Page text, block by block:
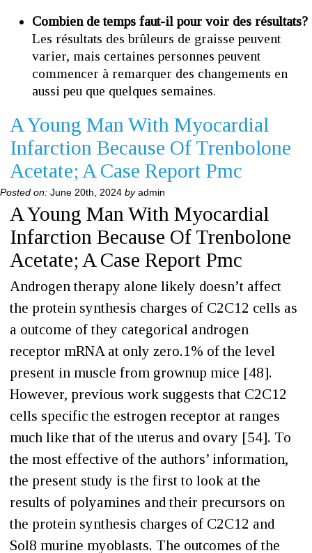
Combien de temps faut-il pour voir des résultats?
Les résultats des brûleurs de graisse peuvent
varier, mais certaines personnes peuvent
commencer à remarquer des changements en
aussi peu que quelques semaines.
A Young Man With Myocardial
Infarction Because Of Trenbolone
Acetate; A Case Report Pmc
Posted on: June 20th, 2024 byadmin
A Young Man With Myocardial
Infarction Because Of Trenbolone
Acetate; A Case Report Pmc
Androgen therapy alone likely doesn’t affect
the protein synthesis charges of C2C12 cells as
a outcome of they categorical androgen
receptor mRNA at only zero.1% of the level
present in muscle from grownup mice [48].
However, previous work suggests that C2C12
cells specific the estrogen receptor at ranges
much like that of the uterus and ovary [54]. To
the most effective of the authors’ information,
the present study is the first to look at the
results of polyamines and their precursors on
the protein synthesis charges of C2C12 and
Sol8 murine myoblasts. The outcomes of the